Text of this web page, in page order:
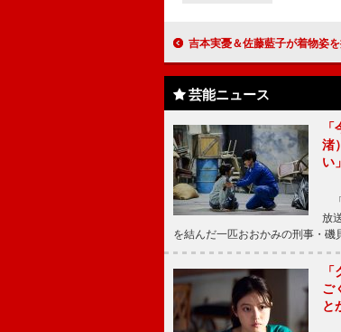
吉本実憂＆佐藤藍子が着物姿を披露 「きもの
芸能ニュース
渚
い」
放
を結んだ一匹おおかみの刑事・
ご
と